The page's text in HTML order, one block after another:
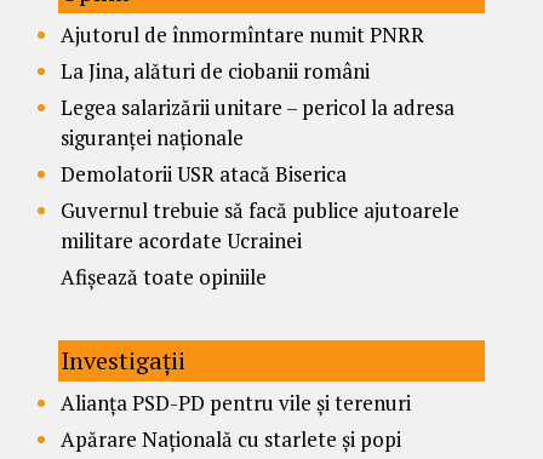
Ajutorul de înmormîntare numit PNRR
La Jina, alături de ciobanii români
Legea salarizării unitare – pericol la adresa
siguranței naționale
Demolatorii USR atacă Biserica
Guvernul trebuie să facă publice ajutoarele
militare acordate Ucrainei
Afișează toate opiniile
Investigații
Alianța PSD-PD pentru vile și terenuri
Apărare Națională cu starlete și popi